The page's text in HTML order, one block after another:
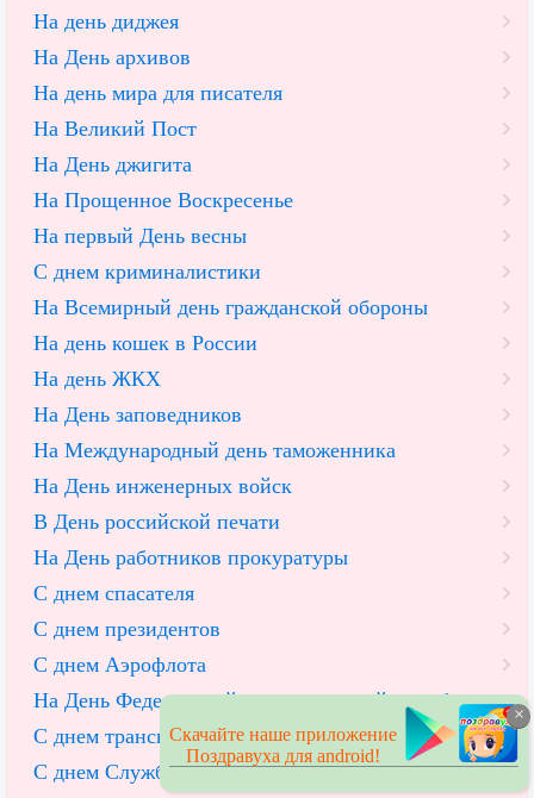
На день диджея
На День архивов
На день мира для писателя
На Великий Пост
На День джигита
На Прощенное Воскресенье
На первый День весны
С днем криминалистики
На Всемирный день гражданской обороны
На день кошек в России
На день ЖКХ
На День заповедников
На Международный день таможенника
На День инженерных войск
В День российской печати
На День работников прокуратуры
С днем спасателя
С днем президентов
С днем Аэрофлота
На День Федеральной эмиграционной службы
С днем транспортной полиции (ГИБДД)
С днем Службы горючего и смазочных материалов
×
Скачайте наше приложение
Поздравуха для android!